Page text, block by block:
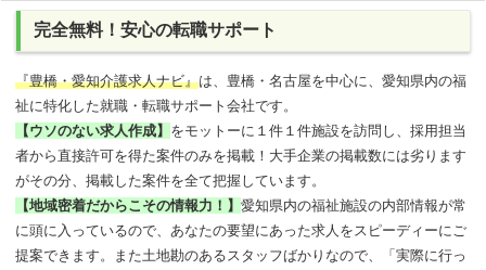
完全無料！安心の転職サポート
『豊橋・愛知介護求人ナビ』は、豊橋・名古屋を中心に、愛知県内の福
祉に特化した就職・転職サポート会社です。
【ウソのない求人作成】 をモットーに１件１件施設を訪問し、採用担当
者から直接許可を得た案件のみを掲載！大手企業の掲載数には劣ります
がその分、掲載した案件を全て把握しています。
【地域密着だからこその情報力！】愛知県内の福祉施設の内部情報が常
に頭に入っているので、あなたの要望にあった求人をスピーディーにご
提案できます。また土地勘のあるスタッフばかりなので、「実際に行っ